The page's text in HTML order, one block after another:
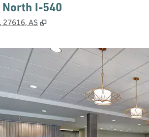
I-540
27616, AS ,